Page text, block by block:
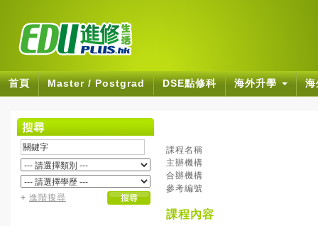
首頁 Master / Postgrad DSE點修科 海外升學
+ 進階搜尋
課程名稱
主辦機構
合辦機構
參考編號
課程內容